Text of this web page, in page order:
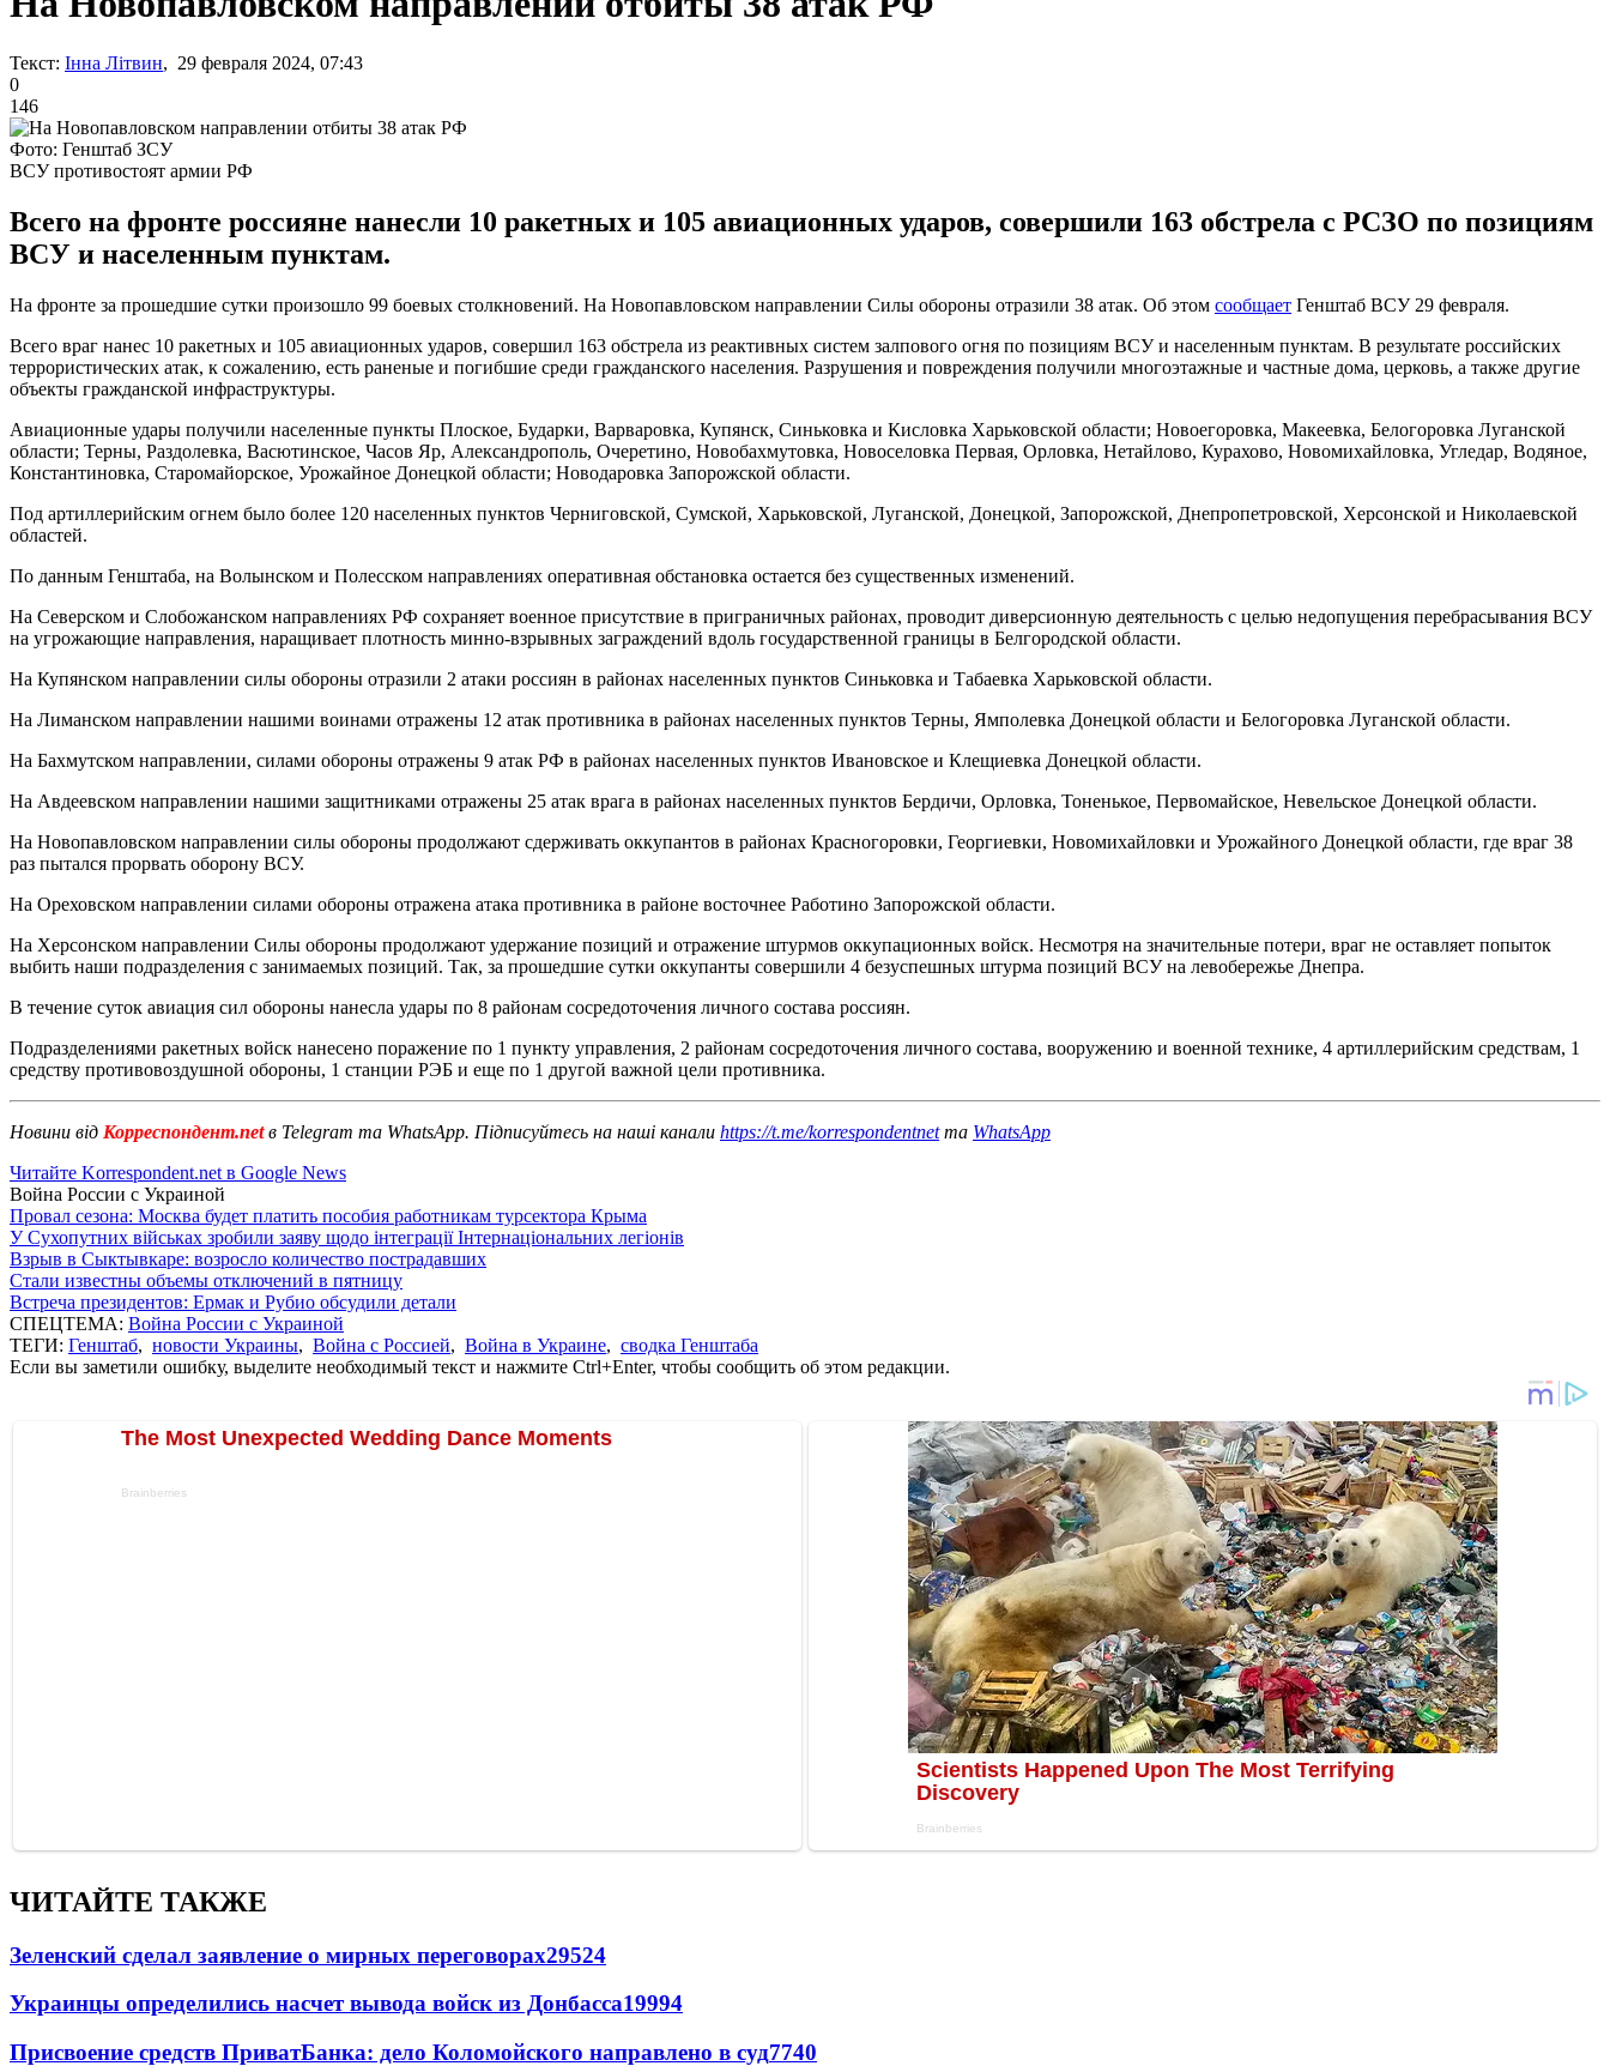
Текст: Інна Літвин, 29 февраля 2024, 07:43
0
146
Фото: Генштаб ЗСУ
ВСУ противостоят армии РФ
Всего на фронте россияне нанесли 10 ракетных и 105 авиационных ударов, совершили 163 обстрела с РСЗО по позициям
ВСУ и населенным пунктам.
На фронте за прошедшие сутки произошло 99 боевых столкновений. На Новопавловском направлении Силы обороны отразили 38 атак. Об этом сообщает Генштаб ВСУ 29 февраля.
Всего враг нанес 10 ракетных и 105 авиационных ударов, совершил 163 обстрела из реактивных систем залпового огня по позициям ВСУ и населенным пунктам. В результате российских
террористических атак, к сожалению, есть раненые и погибшие среди гражданского населения. Разрушения и повреждения получили многоэтажные и частные дома, церковь, а также другие
объекты гражданской инфраструктуры.
Авиационные удары получили населенные пункты Плоское, Бударки, Варваровка, Купянск, Синьковка и Кисловка Харьковской области; Новоегоровка, Макеевка, Белогоровка Луганской
области; Терны, Раздолевка, Васютинское, Часов Яр, Александрополь, Очеретино, Новобахмутовка, Новоселовка Первая, Орловка, Нетайлово, Курахово, Новомихайловка, Угледар, Водяное,
Константиновка, Старомайорское, Урожайное Донецкой области; Новодаровка Запорожской области.
Под артиллерийским огнем было более 120 населенных пунктов Черниговской, Сумской, Харьковской, Луганской, Донецкой, Запорожской, Днепропетровской, Херсонской и Николаевской
областей.
По данным Генштаба, на Волынском и Полесском направлениях оперативная обстановка остается без существенных изменений.
На Северском и Слобожанском направлениях РФ сохраняет военное присутствие в приграничных районах, проводит диверсионную деятельность с целью недопущения перебрасывания ВСУ
на угрожающие направления, наращивает плотность минно-взрывных заграждений вдоль государственной границы в Белгородской области.
На Купянском направлении силы обороны отразили 2 атаки россиян в районах населенных пунктов Синьковка и Табаевка Харьковской области.
На Лиманском направлении нашими воинами отражены 12 атак противника в районах населенных пунктов Терны, Ямполевка Донецкой области и Белогоровка Луганской области.
На Бахмутском направлении, силами обороны отражены 9 атак РФ в районах населенных пунктов Ивановское и Клещиевка Донецкой области.
На Авдеевском направлении нашими защитниками отражены 25 атак врага в районах населенных пунктов Бердичи, Орловка, Тоненькое, Первомайское, Невельское Донецкой области.
На Новопавловском направлении силы обороны продолжают сдерживать оккупантов в районах Красногоровки, Георгиевки, Новомихайловки и Урожайного Донецкой области, где враг 38
раз пытался прорвать оборону ВСУ.
На Ореховском направлении силами обороны отражена атака противника в районе восточнее Работино Запорожской области.
На Херсонском направлении Силы обороны продолжают удержание позиций и отражение штурмов оккупационных войск. Несмотря на значительные потери, враг не оставляет попыток
выбить наши подразделения с занимаемых позиций. Так, за прошедшие сутки оккупанты совершили 4 безуспешных штурма позиций ВСУ на левобережье Днепра.
В течение суток авиация сил обороны нанесла удары по 8 районам сосредоточения личного состава россиян.
Подразделениями ракетных войск нанесено поражение по 1 пункту управления, 2 районам сосредоточения личного состава, вооружению и военной технике, 4 артиллерийским средствам, 1
средству противовоздушной обороны, 1 станции РЭБ и еще по 1 другой важной цели противника.
Новини від Корреспондент.netв Telegram та WhatsApp. Підписуйтесь на наші канали https://t.me/korrespondentnetта WhatsApp
Читайте Korrespondent.net в Google News
Война России с Украиной
Провал сезона: Москва будет платить пособия работникам турсектора Крыма
У Сухопутних військах зробили заяву щодо інтеграції Інтернаціональних легіонів
Взрыв в Сыктывкаре: возросло количество пострадавших
Стали известны объемы отключений в пятницу
Встреча президентов: Ермак и Рубио обсудили детали
СПЕЦТЕМА: Война России с Украиной
ТЕГИ: Генштаб, новости Украины, Война с Россией, Война в Украине, сводка Генштаба
Если вы заметили ошибку, выделите необходимый текст и нажмите Ctrl+Enter, чтобы сообщить об этом редакции.
ЧИТАЙТЕ ТАКЖЕ
Зеленский сделал заявление о мирных переговорах29524
Украинцы определились насчет вывода войск из Донбасса19994
Присвоение средств ПриватБанка: дело Коломойского направлено в суд7740